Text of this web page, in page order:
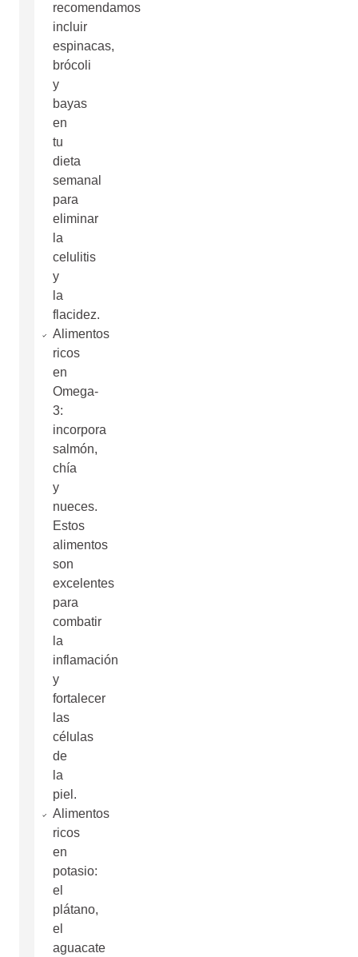
recomendamos
incluir
espinacas,
brócoli
y
bayas
en
tu
dieta
semanal
para
eliminar
la
celulitis
y
la
flacidez.
Alimentos
ricos
en
Omega-
3:
incorpora
salmón,
chía
y
nueces.
Estos
alimentos
son
excelentes
para
combatir
la
inflamación
y
fortalecer
las
células
de
la
piel.
Alimentos
ricos
en
potasio:
el
plátano,
el
aguacate